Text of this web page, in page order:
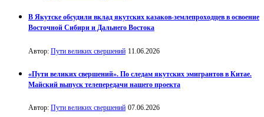
В Якутске обсудили вклад якутских казаков-землепроходцев в освоение
Восточной Сибири и Дальнего Востока
Автор: Пути великих свершений 11.06.2026
«Пути великих свершений». По следам якутских эмигрантов в Китае.
Майский выпуск телепередачи нашего проекта
Автор: Пути великих свершений 07.06.2026